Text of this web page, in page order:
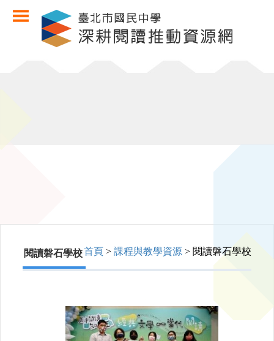
閱讀磐石學校首頁> 課程與教學資源> 閱讀磐石學校